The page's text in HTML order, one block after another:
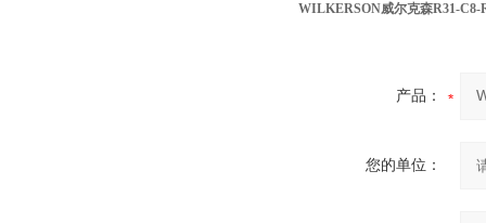
WILKERSON威尔克森R31-C8-
产品：
您的单位：